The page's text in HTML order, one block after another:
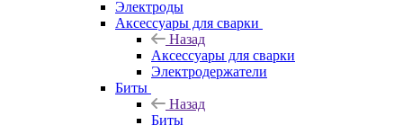
Электроды
Аксессуары для сварки
Назад
Аксессуары для сварки
Электродержатели
Биты
Назад
Биты